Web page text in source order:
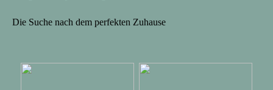
Die Suche nach dem perfekten Zuhause